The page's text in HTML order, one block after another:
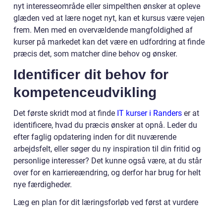
nyt interesseområde eller simpelthen ønsker at opleve
glæden ved at lære noget nyt, kan et kursus være vejen
frem. Men med en overvældende mangfoldighed af
kurser på markedet kan det være en udfordring at finde
præcis det, som matcher dine behov og ønsker.
Identificer dit behov for
kompetenceudvikling
Det første skridt mod at finde IT kurser i Randers er at
identificere, hvad du præcis ønsker at opnå. Leder du
efter faglig opdatering inden for dit nuværende
arbejdsfelt, eller søger du ny inspiration til din fritid og
personlige interesser? Det kunne også være, at du står
over for en karriereændring, og derfor har brug for helt
nye færdigheder.
Læg en plan for dit læringsforløb ved først at vurdere